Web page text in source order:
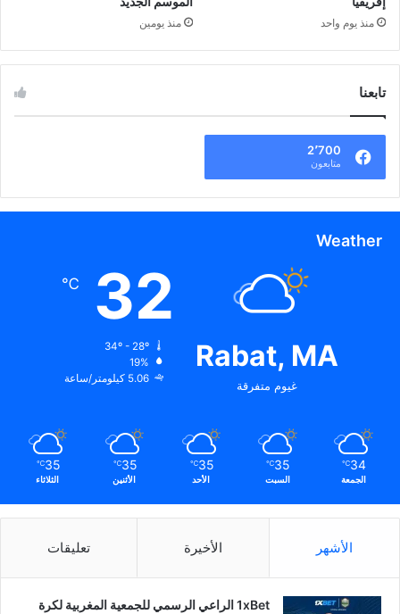
منذ يوم واحد منذ يومين
تابعنا
2٬700
متابعون
Weather
Rabat, MA
غيوم متفرقة
32
℃
19%
5.06 كيلومتر/ساعة
34
℃
الجمعة
35
℃
السبت
35
℃
الأحد
35
℃
الأثنين
35
℃
الثلاثاء
الأشهر الأخيرة تعليقات
1xBet الراعي الرسمي للجمعية المغربية لكرة